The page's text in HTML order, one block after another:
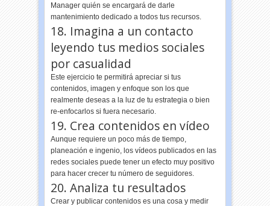
Manager quién se encargará de darle
mantenimiento dedicado a todos tus recursos.
18. Imagina a un contacto
leyendo tus medios sociales
por casualidad
Este ejercicio te permitirá apreciar si tus
contenidos, imagen y enfoque son los que
realmente deseas a la luz de tu estrategia o bien
re-enfocarlos si fuera necesario.
19. Crea contenidos en vídeo
Aunque requiere un poco más de tiempo,
planeación e ingenio, los vídeos publicados en las
redes sociales puede tener un efecto muy positivo
para hacer crecer tu número de seguidores.
20. Analiza tu resultados
Crear y publicar contenidos es una cosa y medir